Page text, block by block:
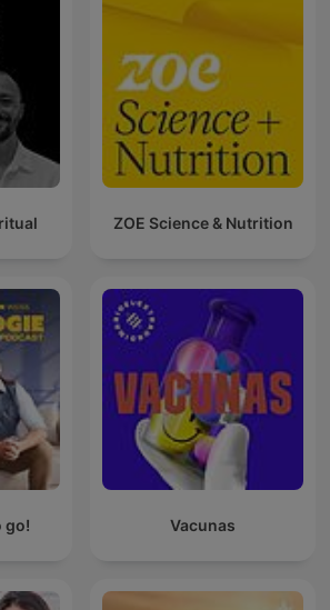
ZOE Science & Nutrition
go! Vacunas